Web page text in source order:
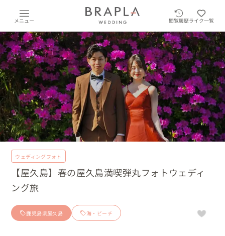
メニュー 閲覧履歴ライク一覧
ウェディングフォト
【屋久島】春の屋久島満喫弾丸フォトウェディ
ング旅
鹿児島県屋久島 海・ビーチ